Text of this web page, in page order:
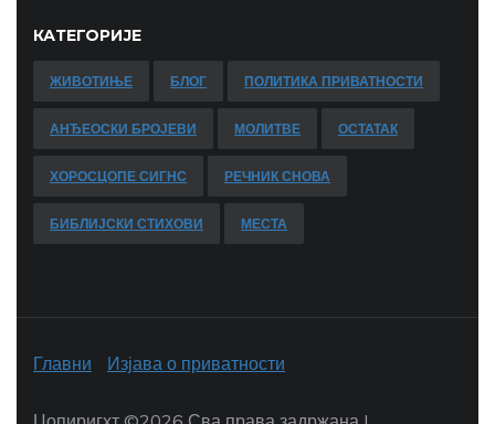
КАТЕГОРИЈЕ
ЖИВОТИЊЕ БЛОГ ПОЛИТИКА ПРИВАТНОСТИ
АНЂЕОСКИ БРОЈЕВИ МОЛИТВЕ ОСТАТАК
ХОРОСЦОПЕ СИГНС РЕЧНИК СНОВА
БИБЛИЈСКИ СТИХОВИ МЕСТА
Главни Изјава о приватности